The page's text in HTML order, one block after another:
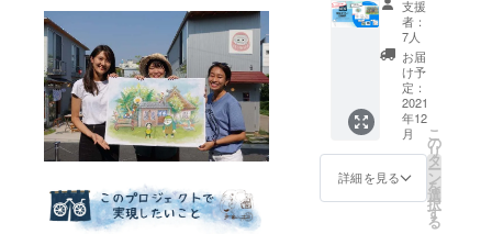
(40mm
40mm)
/ b. のれ
(40mm
40mm)
※ ポス
トカー
も好き
な色に
色づけ
てみ
て！ ★
リター
ンセッ
ト ① 絵
本「し
ろいじ
コー
ス】 似
顔絵付
き絵本
「しろ
いじて
しゃ」
と共に
オリジ
ナルパ
ズルと
支援
者：
7人
お届
け予
定：
2021
年12
月
詳細を見る
こ
の
リ
タ
ー
ン
を
選
択
す
る